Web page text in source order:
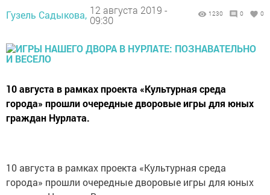
Гузель Садыкова, 12 августа 2019 -
09:30
1230 0 0
10 августа в рамках проекта «Культурная среда
города» прошли очередные дворовые игры для юных
граждан Нурлата.
10 августа в рамках проекта «Культурная среда
города» прошли очередные дворовые игры для юных